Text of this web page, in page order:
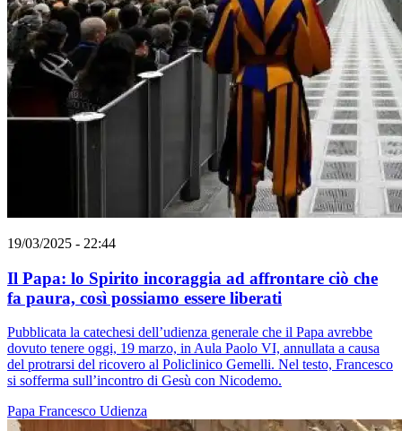
19/03/2025 - 22:44
Il Papa: lo Spirito incoraggia ad affrontare ciò che
fa paura, così possiamo essere liberati
Pubblicata la catechesi dell’udienza generale che il Papa avrebbe
dovuto tenere oggi, 19 marzo, in Aula Paolo VI, annullata a causa
del protrarsi del ricovero al Policlinico Gemelli. Nel testo, Francesco
si sofferma sull’incontro di Gesù con Nicodemo.
Papa Francesco Udienza